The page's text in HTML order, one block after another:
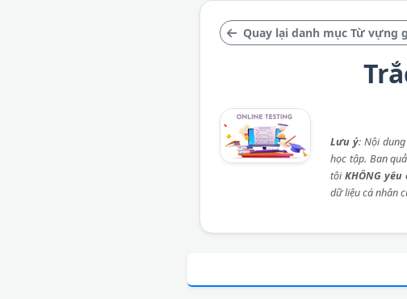
Quay lại danh mục Từ vựng
Lưu ý: Nội
học tập. Ban
tôiKHÔNG yêu
dữ liệu cá nhân